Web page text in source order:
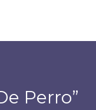
Perro”